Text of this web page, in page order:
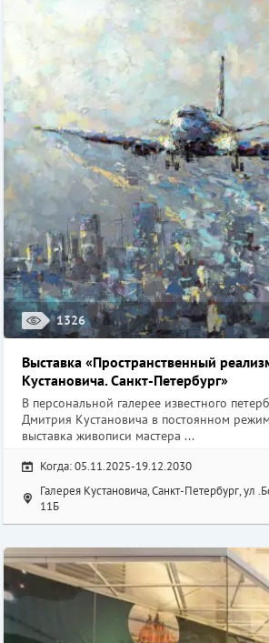
1326
Выставка «Пространственный
Кустановича. Санкт-Петербург»
В персональной галерее известного
Дмитрия Кустановича в постоянном
выставка живописи мастера ...
Когда: 05.11.2025-19.12.2030
Галерея Кустановича, Санкт-Петербург, ул
11Б